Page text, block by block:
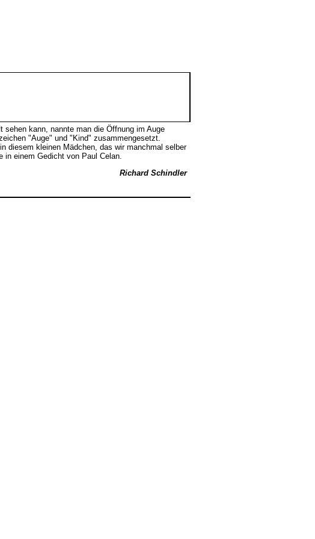
kann, nannte man die Öffnung im Auge
"Auge" und "Kind" zusammengesetzt.
diesem kleinen Mädchen, das wir manchmal selber
in einem Gedicht von Paul Celan.
Richard Schindler